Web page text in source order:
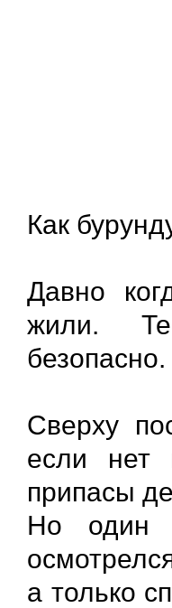
Как
Давно
жили.
безопасно.
Сверху
если нет
припасы
Но один
а только